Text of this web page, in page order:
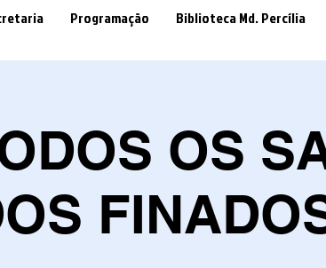
Programação Biblioteca Md. Percília
OS